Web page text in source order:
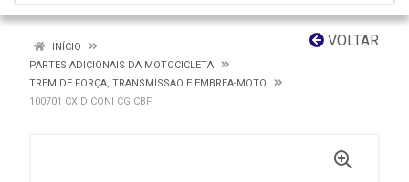
VOLTAR
INÍCIO
PARTES ADICIONAIS DA MOTOCICLETA
TREM DE FORÇA, TRANSMISSAO E EMBREA-MOTO
100701 CX D CONI CG CBF